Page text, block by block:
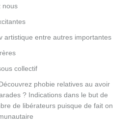
nous
artistique entre autres importantes
collectif
phobie relatives au avoir
? Indications dans le but de
de libérateurs puisque de fait on